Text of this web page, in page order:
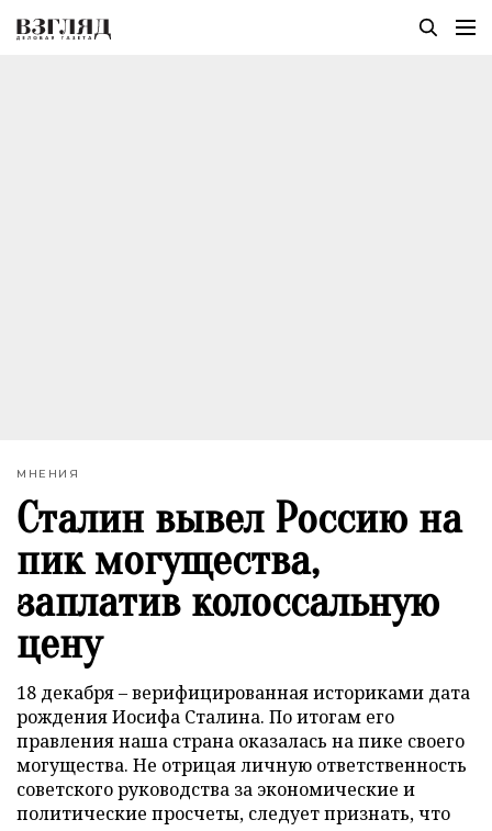
МНЕНИЯ
Сталин вывел Россию на
пик могущества,
заплатив колоссальную
цену
18 декабря – верифицированная историками дата
рождения Иосифа Сталина. По итогам его
правления наша страна оказалась на пике своего
могущества. Не отрицая личную ответственность
советского руководства за экономические и
политические просчеты, следует признать, что